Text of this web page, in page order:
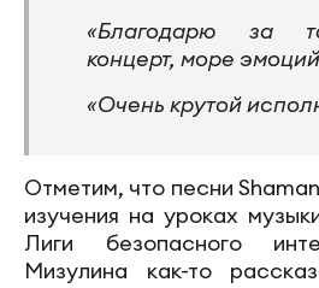
«Благодарю за
концерт, море
«Очень крутой
Отметим, что песни
изучения на уроках
Лиги безопасного
Мизулина как-то